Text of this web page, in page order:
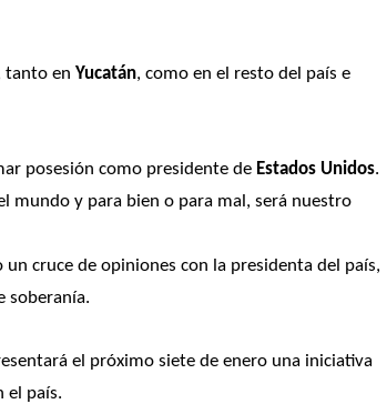
tanto en Yucatán, como en el resto del país e
posesión como presidente de Estados Unidos.
mundo y para bien o para mal, será nuestro
soberanía.
el próximo siete de enero una iniciativa
el país.